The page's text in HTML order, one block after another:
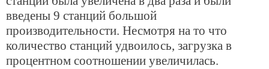
введены 9 станций большой
производительности. Несмотря на то что
количество станций удвоилось, загрузка в
процентном соотношении увеличилась.